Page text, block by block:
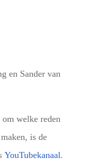
en Sander van
om welke reden
is de
YouTubekanaal.